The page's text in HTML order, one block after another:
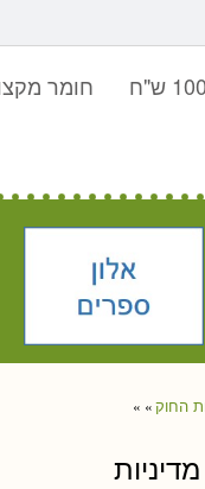
חומר
»
» החוק